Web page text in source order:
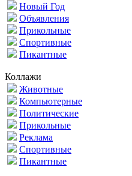
Новый Год
Объявления
Прикольные
Спортивные
Пикантные
Коллажи
Животные
Компьютерные
Политические
Прикольные
Реклама
Спортивные
Пикантные